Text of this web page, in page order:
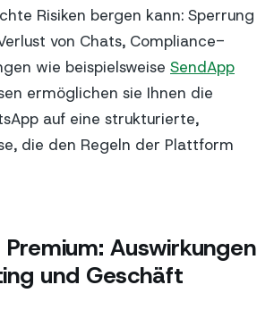
Risiken bergen kann: Sperrung
von Chats, Compliance-
wie beispielsweise SendApp
ermöglichen sie Ihnen die
auf eine strukturierte,
die den Regeln der Plattform
Auswirkungen
und Geschäft